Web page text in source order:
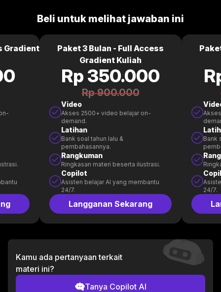
Beli untuk melihat jawaban ini
Gradient
Paket 3 Bulan - Full Access
Gradient Kuliah
Rp 350.000
Rp 900.000
Video
Akses 2500+ video belajar on-
demand.
Latihan
Bank soal tahun lalu &
pembahasannya.
Rangkuman
Ringkasan materi beserta ilustrasi.
Copilot
Asisten belajar AI yang membantu
24/7.
Langganan Sekarang
Bank
24/7.
Kamu ada pertanyaan terkait
materi ini?
Tanya Copilot AI